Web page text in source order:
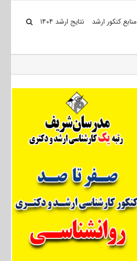
منابع کنکور ارشد نتایج ارشد ۱۴۰۴